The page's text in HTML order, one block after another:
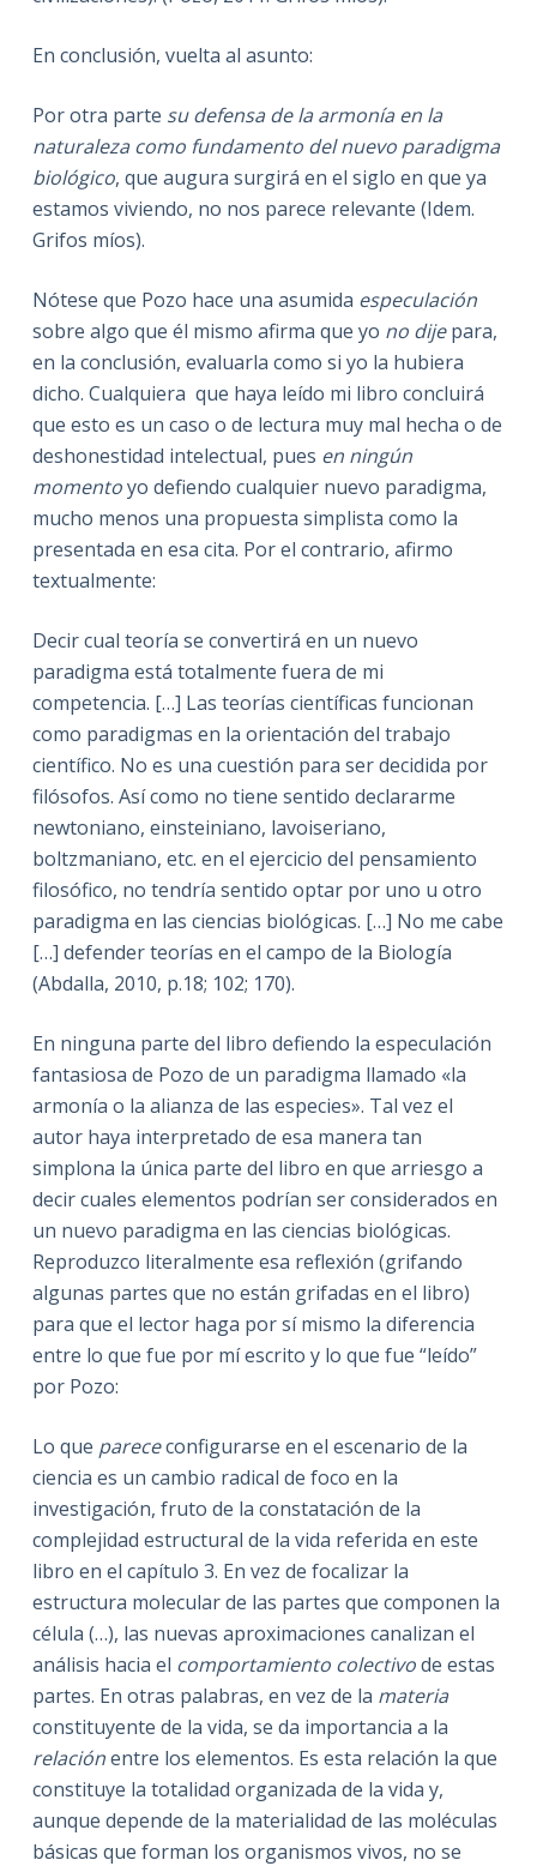
En conclusión, vuelta al asunto:
Por otra parte su defensa de la armonía en la
naturaleza como fundamento del nuevo paradigma
biológico, que augura surgirá en el siglo en que ya
estamos viviendo, no nos parece relevante (Idem.
Grifos míos).
Nótese que Pozo hace una asumida especulación
sobre algo que él mismo afirma que yo no dijepara,
en la conclusión, evaluarla como si yo la hubiera
dicho. Cualquiera que haya leído mi libro concluirá
que esto es un caso o de lectura muy mal hecha o de
deshonestidad intelectual, pues en ningún
momentoyo defiendo cualquier nuevo paradigma,
mucho menos una propuesta simplista como la
presentada en esa cita. Por el contrario, afirmo
textualmente:
Decir cual teoría se convertirá en un nuevo
paradigma está totalmente fuera de mi
competencia. […] Las teorías científicas funcionan
como paradigmas en la orientación del trabajo
científico. No es una cuestión para ser decidida por
filósofos. Así como no tiene sentido declararme
newtoniano, einsteiniano, lavoiseriano,
boltzmaniano, etc. en el ejercicio del pensamiento
filosófico, no tendría sentido optar por uno u otro
paradigma en las ciencias biológicas. […] No me cabe
[…] defender teorías en el campo de la Biología
(Abdalla, 2010, p.18; 102; 170).
En ninguna parte del libro defiendo la especulación
fantasiosa de Pozo de un paradigma llamado «la
armonía o la alianza de las especies». Tal vez el
autor haya interpretado de esa manera tan
simplona la única parte del libro en que arriesgo a
decir cuales elementos podrían ser considerados en
un nuevo paradigma en las ciencias biológicas.
Reproduzco literalmente esa reflexión (grifando
algunas partes que no están grifadas en el libro)
para que el lector haga por sí mismo la diferencia
entre lo que fue por mí escrito y lo que fue “leído”
por Pozo:
Lo que parececonfigurarse en el escenario de la
ciencia es un cambio radical de foco en la
investigación, fruto de la constatación de la
complejidad estructural de la vida referida en este
libro en el capítulo 3. En vez de focalizar la
estructura molecular de las partes que componen la
célula (…), las nuevas aproximaciones canalizan el
análisis hacia el comportamiento colectivode estas
partes. En otras palabras, en vez de la materia
constituyente de la vida, se da importancia a la
relaciónentre los elementos. Es esta relación la que
constituye la totalidad organizada de la vida y,
aunque depende de la materialidad de las moléculas
básicas que forman los organismos vivos, no se